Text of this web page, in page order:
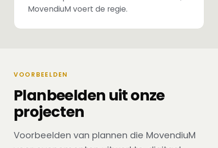
MovendiuM voert de regie.
VOORBEELDEN
Planbeelden uit onze
projecten
Voorbeelden van plannen die MovendiuM